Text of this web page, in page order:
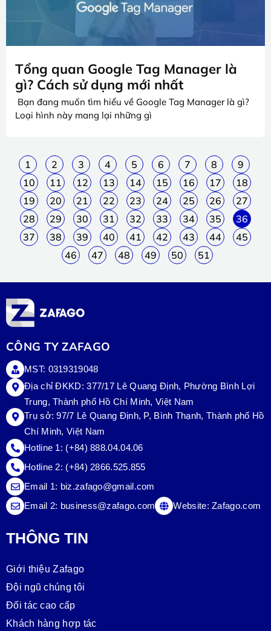
Tổng quan Google Tag Manager là
gì? Cách sử dụng mới nhất
Bạn đang muốn tìm hiểu về Google Tag Manager là gì?
Loại hình này mang lại những gì
1 2 3 4 5 6 7 8
9
10
11 12 13 14 15 16 17
18
19
20 21 22 23 24 25 26
27
28
29 30 31 32 33 34 35
36
37
38 39 40 41 42 43 44
45
46
47 48 49 50 51
CÔNG TY ZAFAGO
MST: 0319319048
Địa chỉ ĐKKD: 377/17 Lê Quang Định, Phường Bình Lợi
Trung, Thành phố Hồ Chí Minh, Việt Nam
Trụ sở:97/7 Lê Quang Định, P, Bình Thạnh, Thành phố Hồ
Chí Minh, Việt Nam
Hotline 1: (+84) 888.04.04.06
Hotline 2: (+84) 2866.525.855
Email 1: biz.zafago@gmail.com
Email 2: business@zafago.com Website:Zafago.com
THÔNG TIN
Giới thiệu Zafago
Đội ngũ chúng tôi
Đối tác cao cấp
Khách hàng hợp tác